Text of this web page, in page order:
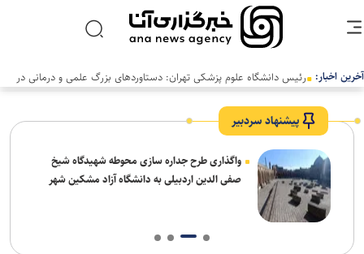
آخرین اخبار: رئیس دانشگاه علوم پزشکی تهران: دستاوردهای بزرگ علمی و درمانی در
پیشنهاد سردبیر
واگذاری طرح جداره سازی محوطه شهیدگاه شیخ
صفی الدین اردبیلی به دانشگاه آزاد مشکین شهر